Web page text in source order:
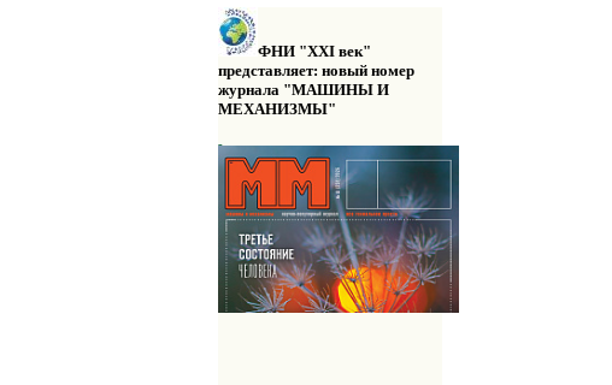
ФНИ "XXI век"
представляет: новый номер
журнала "МАШИНЫ И
МЕХАНИЗМЫ"